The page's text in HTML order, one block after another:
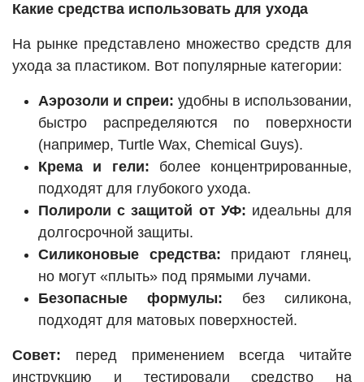
Какие средства использовать для ухода
На рынке представлено множество средств для
ухода за пластиком. Вот популярные категории:
Аэрозоли и спреи: удобны в использовании,
быстро распределяются по поверхности
(например, Turtle Wax, Chemical Guys).
Крема и гели: более концентрированные,
подходят для глубокого ухода.
Полироли с защитой от УФ: идеальны для
долгосрочной защиты.
Силиконовые средства: придают глянец,
но могут «плыть» под прямыми лучами.
Безопасные формулы: без силикона,
подходят для матовых поверхностей.
Совет: перед применением всегда читайте
инструкцию и тестировали средство на